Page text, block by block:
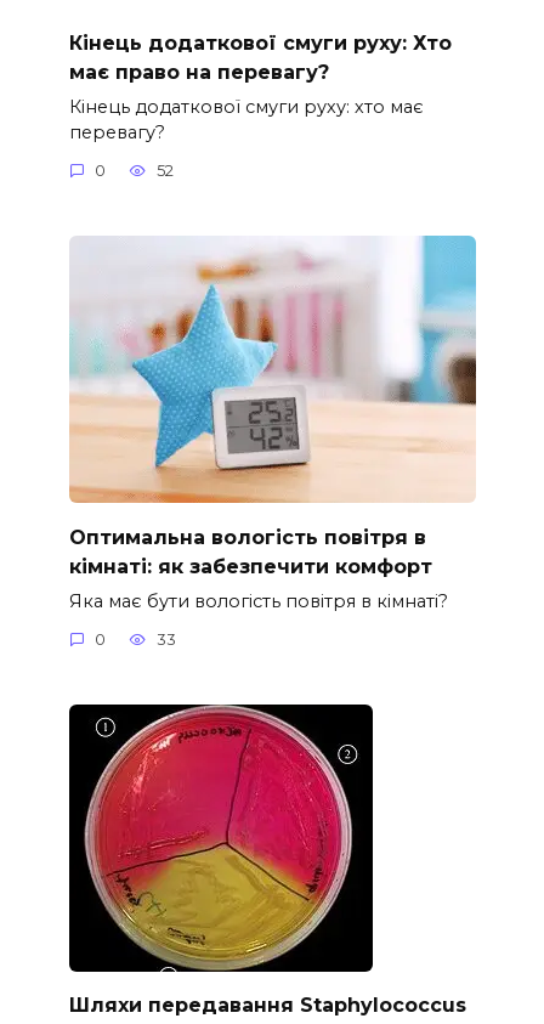
Кінець додаткової смуги руху: Хто
має право на перевагу?
Кінець додаткової смуги руху: хто має
перевагу?
0 52
Оптимальна вологість повітря в
кімнаті: як забезпечити комфорт
Яка має бути вологість повітря в кімнаті?
0 33
Шляхи передавання Staphylococcus